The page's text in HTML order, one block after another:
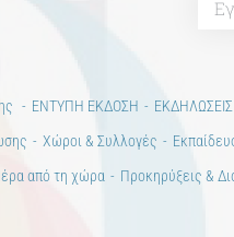
ΕΝΤΥΠΗ ΕΚΔΟΣΗ ΕΚΔΗΛΩΣΕΙΣ
Χώροι & Συλλογές
από τη χώρα
Προκηρύξεις &